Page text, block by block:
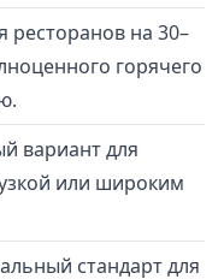
ресторанов на 30–
горячего
вариант для
или широким
стандарт для